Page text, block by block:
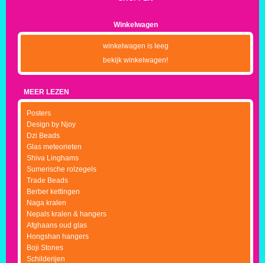
Winkelwagen
winkelwagen is leeg
bekijk winkelwagen!
MEER LEZEN
Posters
Design by Njoy
Dzi Beads
Glas meteorieten
Shiva Linghams
Sumerische rolzegels
Trade Beads
Berber kettingen
Naga kralen
Nepals kralen & hangers
Afghaans oud glas
Hongshan hangers
Boji Stones
Schilderijen